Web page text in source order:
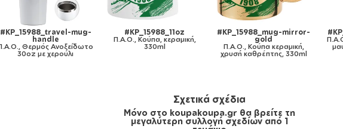
#KP_15988_mug-mirror-
gold
Π.Α.Ο., Κούπα κεραμική,
χρυσή καθρέπτης, 330ml
#KP_15988_11ozcBLACK
Π.Α.Ο., Κούπα χρωματιστή
μαύρη, κεραμική, 330ml
#KP_15988_metaldouble
Π.Α.Ο., Κούπα Ανοξείδωτη
διπλού τοιχώματος 300ml
Σχετικά σχέδια
Μόνο στο koupakoupa.gr θα βρείτε τη
μεγαλύτερη συλλογή σχεδίων από 1